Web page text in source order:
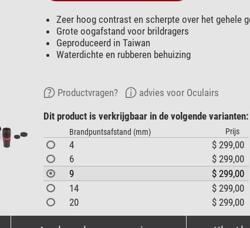
Zeer hoog contrast en scherpte over het gehele
Grote oogafstand voor brildragers
Geproduceerd in Taiwan
Waterdichte en rubberen behuizing
Productvragen?
advies voor Oculairs
Dit product is verkrijgbaar in de volgende varianten:
Brandpuntsafstand (mm) Prijs
4
$ 299,00
6
$ 299,00
9
$ 299,00
14
$ 299,00
20
$ 299,00